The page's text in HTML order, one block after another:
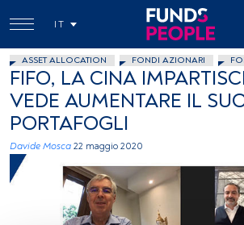
IT
ASSET ALLOCATION FONDI AZIONARI
FIFO, LA CINA
VEDE AUMENTARE IL
PORTAFOGLI
Davide Mosca 22 maggio 2020